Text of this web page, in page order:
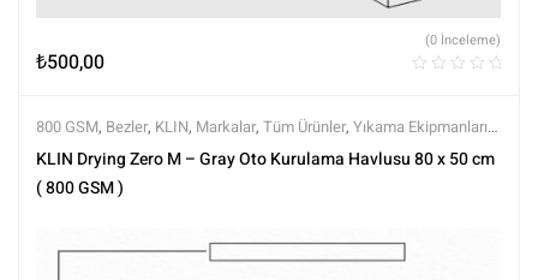
₺500,00
(0 İnceleme)
800 GSM, Bezler, KLIN, Markalar, Tüm Ürünler, Yıkama Ekipmanları,
Yıkama Ürünleri
KLIN Drying Zero M – Gray Oto Kurulama Havlusu 80 x 50 cm
( 800 GSM )